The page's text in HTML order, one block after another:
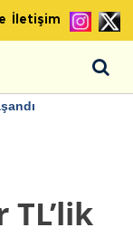
İletişim